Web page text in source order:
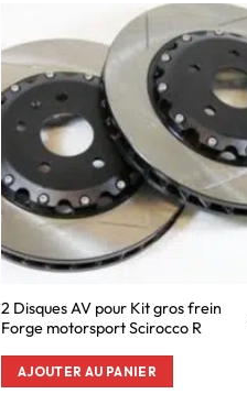
2 Disques AV pour Kit gros frein
Forge motorsport Scirocco R
AJOUTER AU PANIER